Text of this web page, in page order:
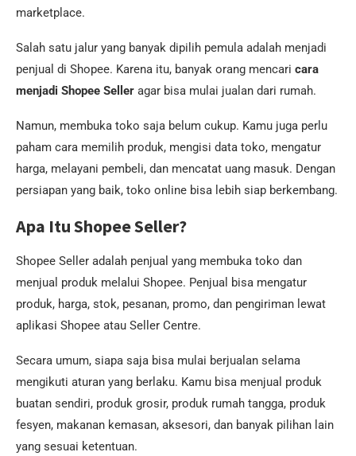
marketplace.
Salah satu jalur yang banyak dipilih pemula adalah menjadi
penjual di Shopee. Karena itu, banyak orang mencari cara
menjadi Shopee Seller agar bisa mulai jualan dari rumah.
Namun, membuka toko saja belum cukup. Kamu juga perlu
paham cara memilih produk, mengisi data toko, mengatur
harga, melayani pembeli, dan mencatat uang masuk. Dengan
persiapan yang baik, toko online bisa lebih siap berkembang.
Apa Itu Shopee Seller?
Shopee Seller adalah penjual yang membuka toko dan
menjual produk melalui Shopee. Penjual bisa mengatur
produk, harga, stok, pesanan, promo, dan pengiriman lewat
aplikasi Shopee atau Seller Centre.
Secara umum, siapa saja bisa mulai berjualan selama
mengikuti aturan yang berlaku. Kamu bisa menjual produk
buatan sendiri, produk grosir, produk rumah tangga, produk
fesyen, makanan kemasan, aksesori, dan banyak pilihan lain
yang sesuai ketentuan.